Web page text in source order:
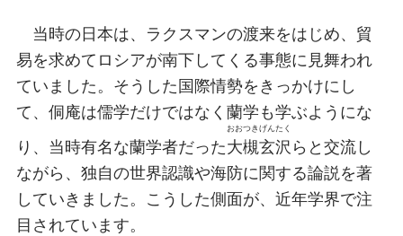
当時の日本は、ラクスマンの渡来をはじめ、貿
易を求めてロシアが南下してくる事態に見舞われ
ていました。そうした国際情勢をきっかけにし
て、侗庵は儒学だけではなく蘭学も学ぶようにな
り、当時有名な蘭学者だった大槻
おおつき
玄沢
げんたく
らと交流し
ながら、独自の世界認識や海防に関する論説を著
していきました。こうした側面が、近年学界で注
目されています。